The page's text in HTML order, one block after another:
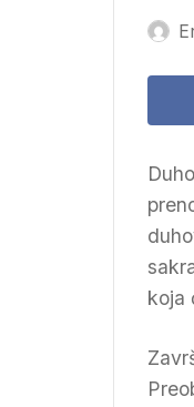
koja